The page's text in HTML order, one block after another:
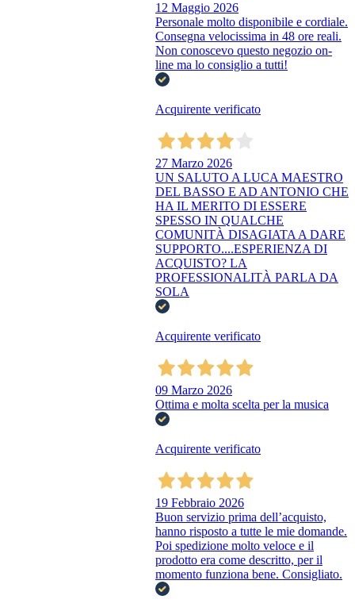
12 Maggio 2026
Personale molto disponibile e cordiale.
Consegna velocissima in 48 ore reali.
Non conoscevo questo negozio on-
line ma lo consiglio a tutti!
Acquirente verificato
27 Marzo 2026
UN SALUTO A LUCA MAESTRO
DEL BASSO E AD ANTONIO CHE
HA IL MERITO DI ESSERE
SPESSO IN QUALCHE
COMUNITÀ DISAGIATA A DARE
SUPPORTO....ESPERIENZA DI
ACQUISTO? LA
PROFESSIONALITÀ PARLA DA
SOLA
Acquirente verificato
09 Marzo 2026
Ottima e molta scelta per la musica
Acquirente verificato
19 Febbraio 2026
Buon servizio prima dell’acquisto,
hanno risposto a tutte le mie domande.
Poi spedizione molto veloce e il
prodotto era come descritto, per il
momento funziona bene. Consigliato.